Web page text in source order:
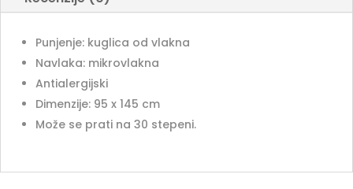
Punjenje: kuglica od vlakna
Navlaka: mikrovlakna
Antialergijski
Dimenzije: 95 x 145 cm
Može se prati na 30 stepeni.